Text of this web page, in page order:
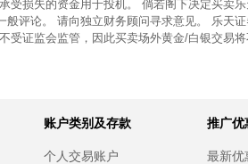
损失的资金用于投机。 倘若阁下决定买卖
评论。 请向独立财务顾问寻求意见。 乐天证
证监会监管，因此买卖场外黄金/白银交易
账户类别及存款
个人交易账户
推广优
最新优